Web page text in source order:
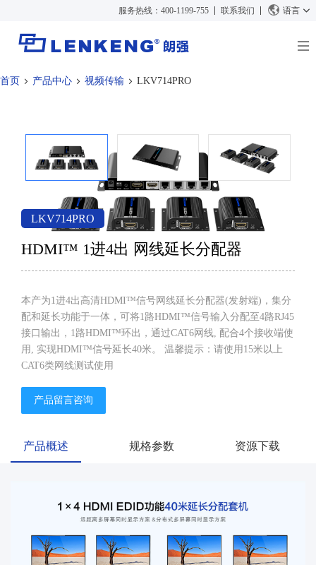
服务热线：400-1199-755 联系我们 语言
关于朗强
资质荣誉
人力资源
联系我们
产品中心
视频传输
视频信号处理
新闻中心
媒体报道
技术支持
资料下载
正品查询
停产产品
搜索
首页 产品中心 视频传输 LKV714PRO
LKV714PRO
HDMI™ 1进4出 网线延长分配器
本产为1进4出高清HDMI™信号网线延长分配器(发射端)，集分
配和延长功能于一体，可将1路HDMI™信号输入分配至4路RJ45
接口输出，1路HDMI™环出，通过CAT6网线, 配合4个接收端使
用, 实现HDMI™信号延长40米。 温馨提示：请使用15米以上
CAT6类网线测试使用
产品留言咨询
产品概述 规格参数 资源下载